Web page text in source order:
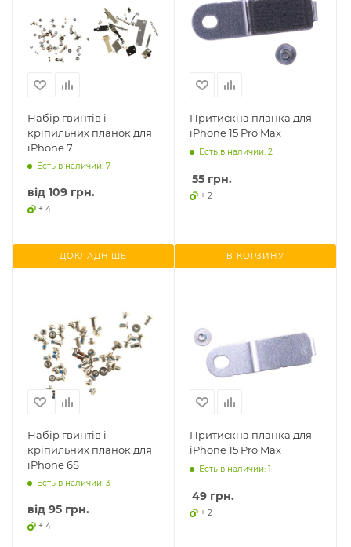
Набір гвинтів і
кріпильних планок для
iPhone 7
Есть в наличии: 7
від 109 грн.
+ 4
ДОКЛАДНІШЕ
Притискна планка для
iPhone 15 Pro Max
Есть в наличии: 2
55 грн.
+ 2
В КОРЗИНУ
Набір гвинтів і
кріпильних планок для
iPhone 6S
Есть в наличии: 3
від 95 грн.
+ 4
Притискна планка для
iPhone 15 Pro Max
Есть в наличии: 1
49 грн.
+ 2